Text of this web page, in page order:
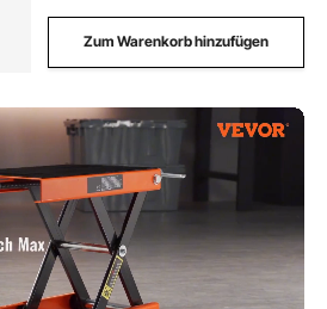
Zum Warenkorb hinzufügen